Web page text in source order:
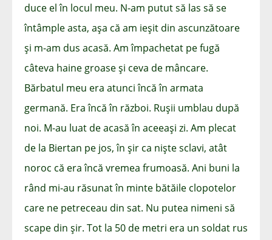
duce el în locul meu. N-am putut să las să se
întâmple asta, așa că am ieșit din ascunzătoare
și m-am dus acasă. Am împachetat pe fugă
câteva haine groase și ceva de mâncare.
Bărbatul meu era atunci încă în armata
germană. Era încă în război. Rușii umblau după
noi. M-au luat de acasă în aceeași zi. Am plecat
de la Biertan pe jos, în șir ca niște sclavi, atât
noroc că era încă vremea frumoasă. Ani buni la
rând mi-au răsunat în minte bătăile clopotelor
care ne petreceau din sat. Nu putea nimeni să
scape din șir. Tot la 50 de metri era un soldat rus